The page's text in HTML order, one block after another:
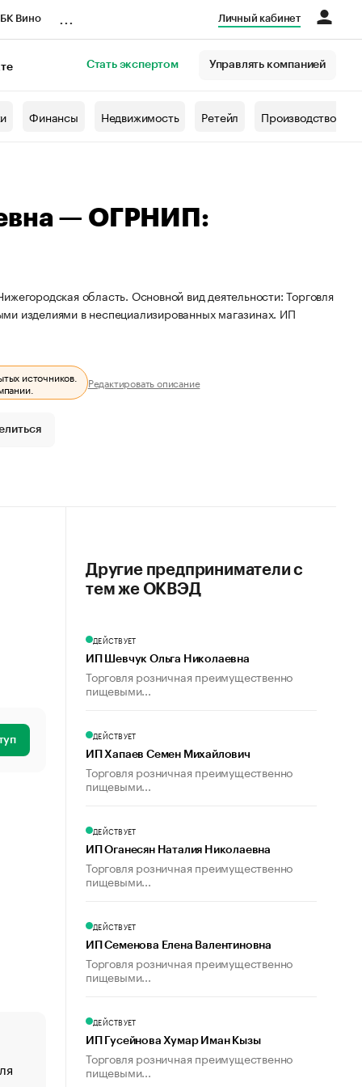
Вино Личный кабинет
Стать экспертом Управлять компанией
Финансы Недвижимость Ретейл Производство
— ОГРНИП:
область. Основной вид деятельности: Торговля
изделиями в неспециализированных магазинах. ИП
источников.
Редактировать описание
«От спорта тело стареет иначе». Как живет глава
Другие предприниматели с
тем же ОКВЭД
ДЕЙСТВУЕТ
ИП Шевчук Ольга Николаевна
Торговля розничная преимущественно
пищевыми...
ДЕЙСТВУЕТ
ИП Хапаев Семен Михайлович
Торговля розничная преимущественно
пищевыми...
ДЕЙСТВУЕТ
ИП Оганесян Наталия Николаевна
Торговля розничная преимущественно
пищевыми...
ДЕЙСТВУЕТ
ИП Семенова Елена Валентиновна
Торговля розничная преимущественно
пищевыми...
ДЕЙСТВУЕТ
ИП Гусейнова Хумар Иман Кызы
Торговля розничная преимущественно
пищевыми...